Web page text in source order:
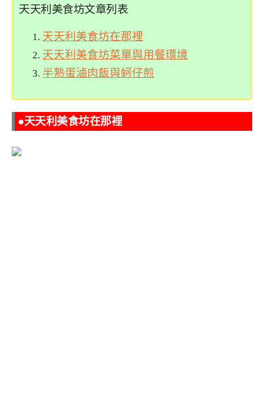
天天利美食坊文章列表
天天利美食坊在那裡
天天利美食坊菜單與用餐環境
半熟蛋滷肉飯與蚵仔煎
●天天利美食坊在那裡